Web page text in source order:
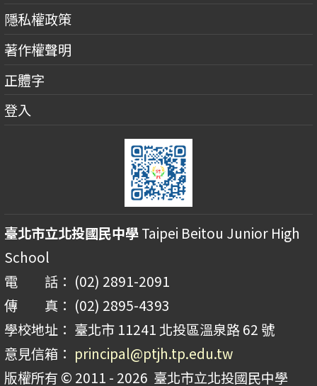
隱私權政策
著作權聲明
正體字
登入
臺北市立北投國民中學Taipei Beitou Junior High
School
電 話： (02) 2891-2091
傳 真： (02) 2895-4393
學校地址： 臺北市 11241 北投區溫泉路 62 號
意見信箱： principal@ptjh.tp.edu.tw
版權所有 © 2011 - 2026 臺北市立北投國民中學